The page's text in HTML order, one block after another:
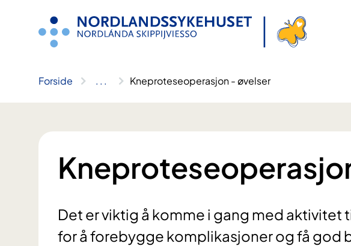
Forside .. . Kneproteseoperasjon - øvelser
Det er viktig å komme i gang med
for å forebygge komplikasjoner og få god